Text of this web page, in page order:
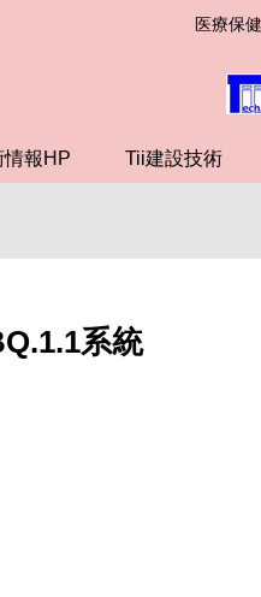
医療保
情報HP Tii建設技術
系統